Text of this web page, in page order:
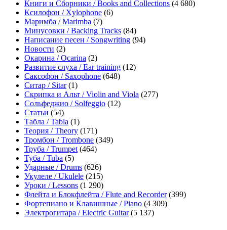
Книги и Сборники / Books and Collections (4 680)
Ксилофон / Xylophone (6)
Маримба / Marimba (7)
Минусовки / Backing Tracks (84)
Написание песен / Songwriting (94)
Новости (2)
Окарина / Ocarina (2)
Развитие слуха / Ear training (12)
Саксофон / Saxophone (648)
Ситар / Sitar(1)
Скрипка и Альт / Violin and Viola (277)
Сольфеджио / Solfeggio (12)
Статьи (54)
Табла / Tabla (1)
Теория / Theory (171)
Тромбон / Trombone (349)
Труба / Trumpet (464)
Туба / Tuba (5)
Ударные / Drums (626)
Укулеле / Ukulele (215)
Уроки / Lessons (1 290)
Флейта и Блокфлейта / Flute and Recorder(399)
Фортепиано и Клавишные / Piano (4 309)
Электрогитара / Electric Guitar(5 137)